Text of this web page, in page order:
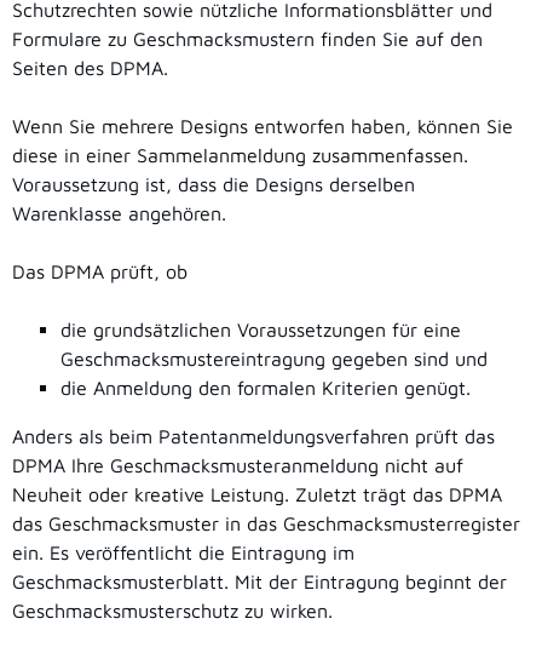
Schutzrechten sowie nützliche Informationsblätter und
Formulare zu Geschmacksmustern finden Sie auf den
Seiten des DPMA.
Wenn Sie mehrere Designs entworfen haben, können Sie
diese in einer Sammelanmeldung zusammenfassen.
Voraussetzung ist, dass die Designs derselben
Warenklasse angehören.
Das DPMA prüft, ob
die grundsätzlichen Voraussetzungen für eine
Geschmacksmustereintragung gegeben sind und
die Anmeldung den formalen Kriterien genügt.
Anders als beim Patentanmeldungsverfahren prüft das
DPMA Ihre Geschmacksmusteranmeldung nicht auf
Neuheit oder kreative Leistung. Zuletzt trägt das DPMA
das Geschmacksmuster in das Geschmacksmusterregister
ein. Es veröffentlicht die Eintragung im
Geschmacksmusterblatt. Mit der Eintragung beginnt der
Geschmacksmusterschutz zu wirken.